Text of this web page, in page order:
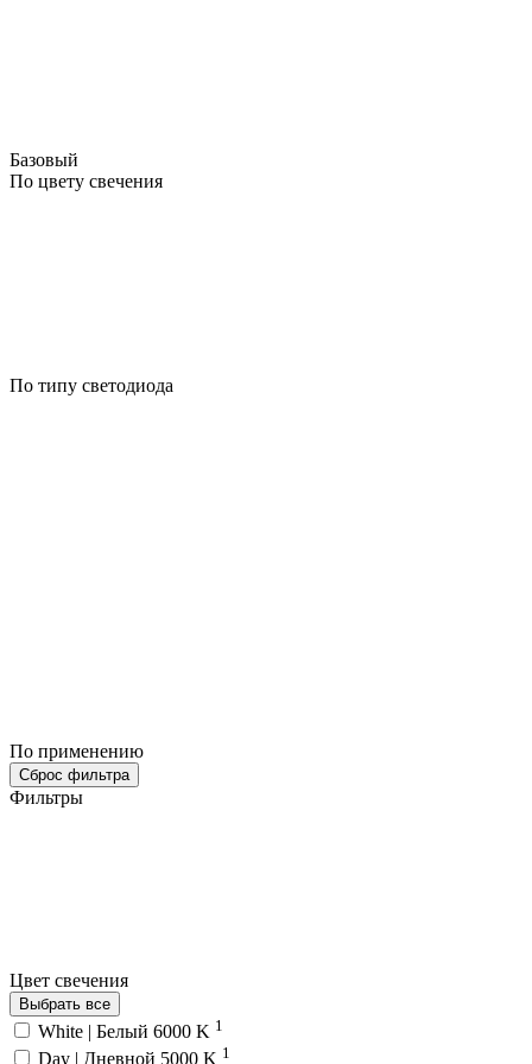
Базовый
По цвету свечения
По типу светодиода
По применению
Сброс фильтра
Фильтры
Цвет свечения
Выбрать все
White | Белый 6000 K 1
Day | Дневной 5000 K 1